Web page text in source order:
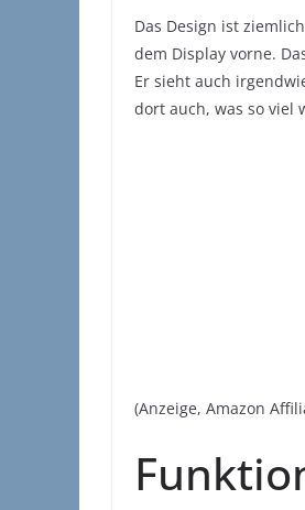
Das Design ist
dem Display vorne.
Er sieht auch
dort auch, was so viel
(Anzeige, Amazon